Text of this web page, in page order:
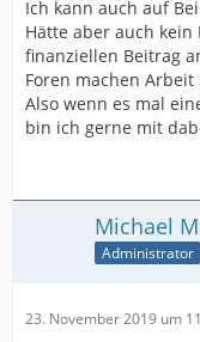
Ich kann auch auf
Hätte aber auch
finanziellen Beitrag
Foren machen
Also wenn es mal
bin ich gerne mit
Michael
Administrator
23. November 2019 um